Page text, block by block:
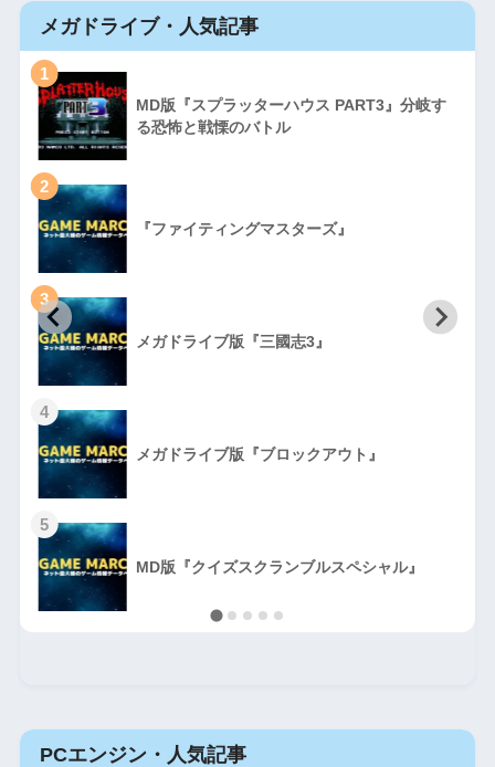
メガドライブ・人気記事
1
MD版『スプラッターハウス PART3』分岐す
る恐怖と戦慄のバトル
2
『ファイティングマスターズ』
3
メガドライブ版『三國志3』
4
メガドライブ版『ブロックアウト』
5
MD版『クイズスクランブルスペシャル』
PCエンジン・人気記事